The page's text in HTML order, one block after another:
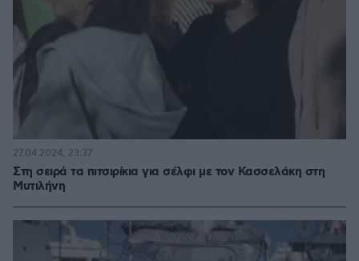
Στη σειρά τα πιτσιρίκια για σέλφι με τον Κασσελάκη στη
Μυτιλήνη
27.04.2024, 23:37